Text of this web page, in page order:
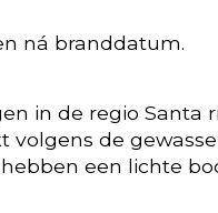
ná branddatum.
in de regio Santa
volgens de
een lichte